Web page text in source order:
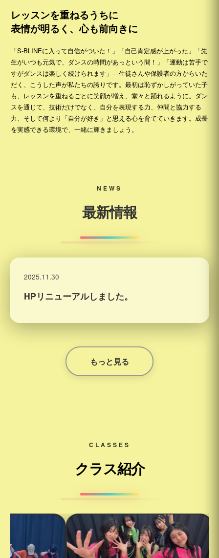
レッスンを重ねるうちに
表情が明るく、心も前向きに
「S-BLINEに入って自信がついた！」「自己肯定感が上がった」「先
生がいつも元気で、ダンスの時間があっという間！」「運動は苦手で
すがダンスは楽しく続けられます」—生徒さんや保護者の方からいた
だく、こうした声が私たちの誇りです。最初は恥ずかしがっていた子
も、レッスンを重ねるごとに笑顔が増え、堂々と踊れるように。ダン
スを通じて、技術だけでなく、自分を表現する力、仲間と協力する
力、そして何より「自分が好き」と思える心を育てていきます。成長
を実感できる環境で、一緒に輝きましょう。
NEWS
最新情報
2025.11.30
HPリニューアルしました。
もっと見る
CLASSES
クラス紹介